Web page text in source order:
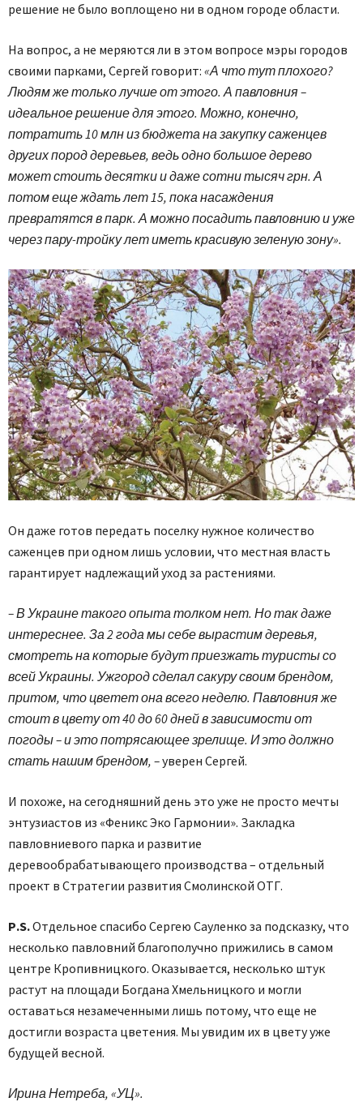
решение не было воплощено ни в одном городе области.
На вопрос, а не меряются ли в этом вопросе мэры городов
своими парками, Сергей говорит: «А что тут плохого?
Людям же только лучше от этого. А павловния –
идеальное решение для этого. Можно, конечно,
потратить 10 млн из бюджета на закупку саженцев
других пород деревьев, ведь одно большое дерево
может стоить десятки и даже сотни тысяч грн. А
потом еще ждать лет 15, пока насаждения
превратятся в парк. А можно посадить павловнию и уже
через пару-тройку лет иметь красивую зеленую зону».
Он даже готов передать поселку нужное количество
саженцев при одном лишь условии, что местная власть
гарантирует надлежащий уход за растениями.
– В Украине такого опыта толком нет. Но так даже
интереснее. За 2 года мы себе вырастим деревья,
смотреть на которые будут приезжать туристы со
всей Украины. Ужгород сделал сакуру своим брендом,
притом, что цветет она всего неделю. Павловния же
стоит в цвету от 40 до 60 дней в зависимости от
погоды – и это потрясающее зрелище. И это должно
стать нашим брендом, –уверен Сергей.
И похоже, на сегодняшний день это уже не просто мечты
энтузиастов из «Феникс Эко Гармонии». Закладка
павловниевого парка и развитие
деревообрабатывающего производства – отдельный
проект в Стратегии развития Смолинской ОТГ.
Р.S.Отдельное спасибо Сергею Сауленко за подсказку, что
несколько павловний благополучно прижились в самом
центре Кропивницкого. Оказывается, несколько штук
растут на площади Богдана Хмельницкого и могли
оставаться незамеченными лишь потому, что еще не
достигли возраста цветения. Мы увидим их в цвету уже
будущей весной.
Ирина Нетреба, «УЦ».